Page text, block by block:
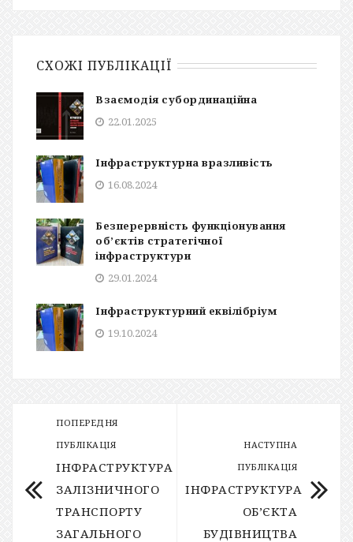
СХОЖІ ПУБЛІКАЦІЇ
Взаємодія субординаційна
22.01.2025
Інфраструктурна вразливість
16.08.2024
Безперервність функціонування
об’єктів стратегічної
інфраструктури
29.01.2024
Інфраструктурний еквілібріум
19.10.2024
ПОПЕРЕДНЯ
ПУБЛІКАЦІЯ
ІНФРАСТРУКТУРА
ЗАЛІЗНИЧНОГО
ТРАНСПОРТУ
ЗАГАЛЬНОГО
НАСТУПНА
ПУБЛІКАЦІЯ
ІНФРАСТРУКТУРА
ОБ’ЄКТА
БУДІВНИЦТВА